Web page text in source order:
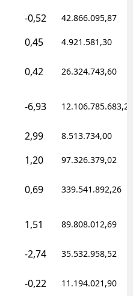
-0,52 42.866.095,87
0,45 4.921.581,30
0,42 26.324.743,60
-6,93 12.106.785.683,20
2,99 8.513.734,00
1,20 97.326.379,02
0,69 339.541.892,26
1,51 89.808.012,69
-2,74 35.532.958,52
-0,22 11.194.021,90